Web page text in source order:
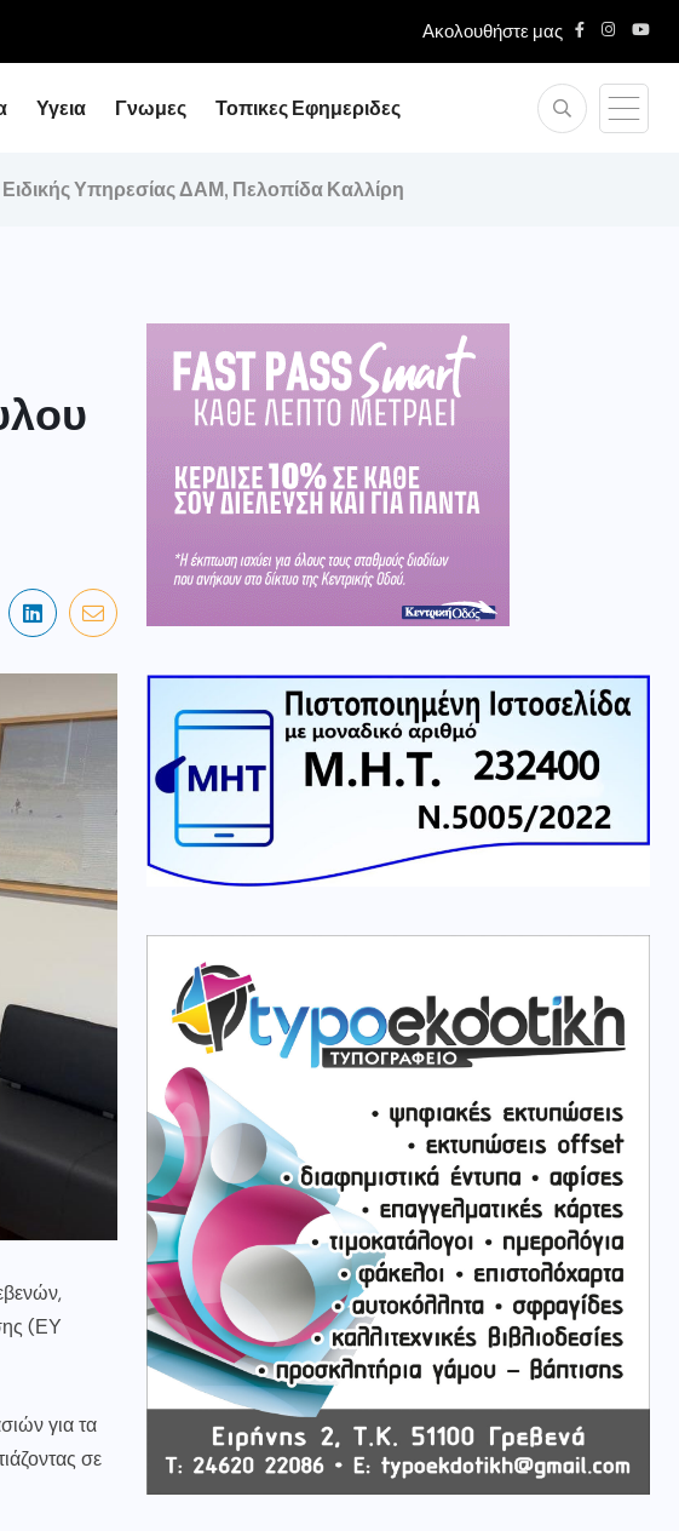
Ακολουθήστε μας
Υγεια Γνωμες Τοπικες Εφημεριδες
Υπηρεσίας ΔΑΜ, Πελοπίδα Καλλίρη
(ΕΥ
για τα
σε